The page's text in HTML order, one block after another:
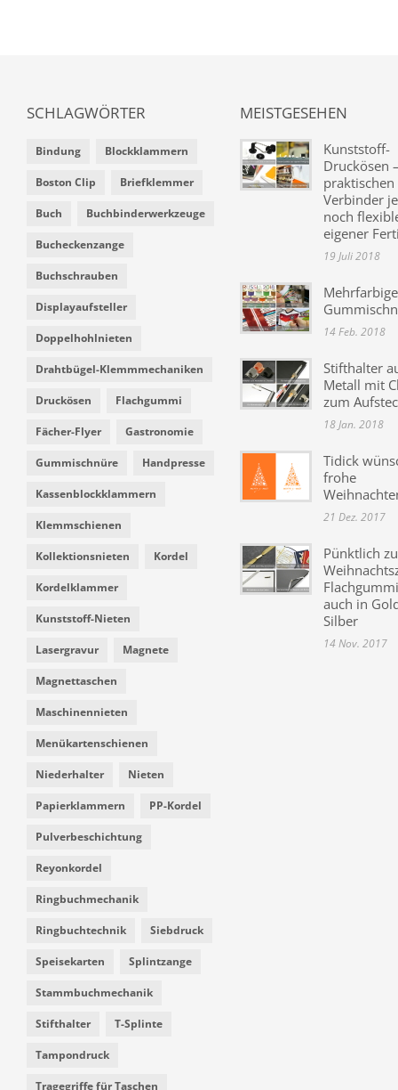
SCHLAGWÖRTER
Bindung Blockklammern
Boston Clip Briefklemmer
Buch Buchbinderwerkzeuge
Bucheckenzange
Buchschrauben
Displayaufsteller
Doppelhohlnieten
Drahtbügel-Klemmmechaniken
Druckösen Flachgummi
Fächer-Flyer Gastronomie
Gummischnüre Handpresse
Kassenblockklammern
Klemmschienen
Kollektionsnieten Kordel
Kordelklammer
Kunststoff-Nieten
Lasergravur Magnete
Magnettaschen
Maschinennieten
Menükartenschienen
Niederhalter Nieten
Papierklammern PP-Kordel
Pulverbeschichtung
Reyonkordel
Ringbuchmechanik
Ringbuchtechnik Siebdruck
Speisekarten Splintzange
Stammbuchmechanik
Stifthalter T-Splinte
Tampondruck
Tragegriffe für Taschen
MEISTGESEHEN
Kunststoff-
Druckösen
praktischen
Verbinder
noch
eigener
19 Juli 2018
Mehrfarbige
14 Feb. 2018
Stifthalter
Metall mit
zum
18 Jan. 2018
Tidick
frohe
21 Dez. 2017
Pünktlich
auch in
Silber
14 Nov. 2017